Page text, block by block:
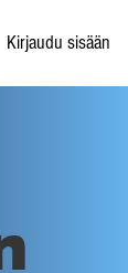
Kirjaudu sisään